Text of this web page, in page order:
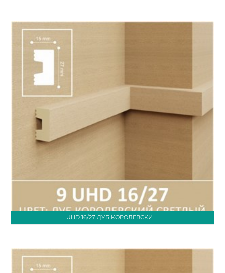
UHD 16/27 ДУБ КОРОЛЕВСКИЙ СВЕТЛЫЙ 3М